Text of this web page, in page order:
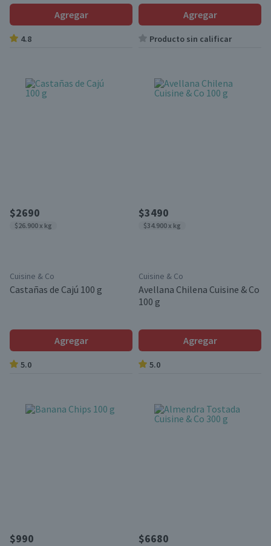
Agregar
4.8
Agregar
Producto sin calificar
$2690
$26.900 x kg
Cuisine & Co
Castañas de Cajú 100 g
Agregar
5.0
$3490
$34.900 x kg
Cuisine & Co
Avellana Chilena Cuisine & Co
100 g
Agregar
5.0
$990 $6680